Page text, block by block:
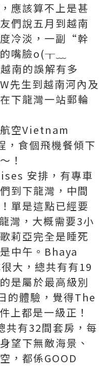
應該算不上是甚
們說五月到越南
冷淡，一副“幹
嘴臉o(╥﹏
南的誤解有多
先生到越南河內及
下龍灣一站郵輪
空Vietnam
食個飛機餐傾下
！
安排，有專車
到下龍灣，中間
單是這點已經要
灣，大概需要3小
莉亞完全是睡死
中午。Bhaya
大，總共有有19
是屬於最高級別
的體驗，覺得The
上都是一級正！
共有32間套房，每
望下無敵海景、
，都係GOOD